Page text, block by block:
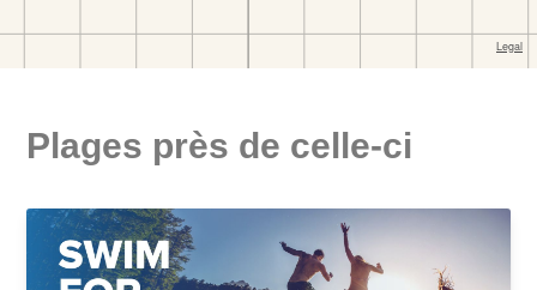
Plages près de celle-ci